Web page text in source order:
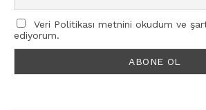
Veri Politikası metnini okudum ve
ediyorum.